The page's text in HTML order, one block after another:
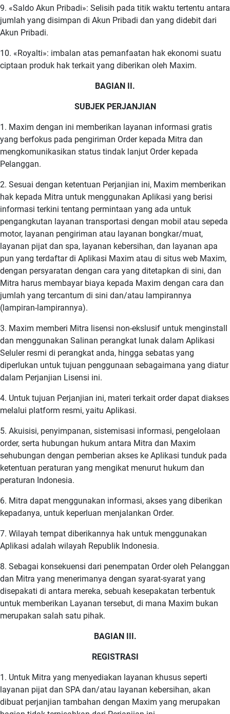
9. «Saldo Akun Pribadi»: Selisih pada titik waktu tertentu antara
jumlah yang disimpan di Akun Pribadi dan yang didebit dari
Akun Pribadi.
10. «Royalti»: imbalan atas pemanfaatan hak ekonomi suatu
ciptaan produk hak terkait yang diberikan oleh Maxim.
BAGIAN II.
SUBJEK PERJANJIAN
1. Maxim dengan ini memberikan layanan informasi gratis
yang berfokus pada pengiriman Order kepada Mitra dan
mengkomunikasikan status tindak lanjut Order kepada
Pelanggan.
2. Sesuai dengan ketentuan Perjanjian ini, Maxim memberikan
hak kepada Mitra untuk menggunakan Aplikasi yang berisi
informasi terkini tentang permintaan yang ada untuk
pengangkutan layanan transportasi dengan mobil atau sepeda
motor, layanan pengiriman atau layanan bongkar/muat,
layanan pijat dan spa, layanan kebersihan, dan layanan apa
pun yang terdaftar di Aplikasi Maxim atau di situs web Maxim,
dengan persyaratan dengan cara yang ditetapkan di sini, dan
Mitra harus membayar biaya kepada Maxim dengan cara dan
jumlah yang tercantum di sini dan/atau lampirannya
(lampiran-lampirannya).
3. Maxim memberi Mitra lisensi non-ekslusif untuk menginstall
dan menggunakan Salinan perangkat lunak dalam Aplikasi
Seluler resmi di perangkat anda, hingga sebatas yang
diperlukan untuk tujuan penggunaan sebagaimana yang diatur
dalam Perjanjian Lisensi ini.
4. Untuk tujuan Perjanjian ini, materi terkait order dapat diakses
melalui platform resmi, yaitu Aplikasi.
5. Akuisisi, penyimpanan, sistemisasi informasi, pengelolaan
order, serta hubungan hukum antara Mitra dan Maxim
sehubungan dengan pemberian akses ke Aplikasi tunduk pada
ketentuan peraturan yang mengikat menurut hukum dan
peraturan Indonesia.
6. Mitra dapat menggunakan informasi, akses yang diberikan
kepadanya, untuk keperluan menjalankan Order.
7. Wilayah tempat diberikannya hak untuk menggunakan
Aplikasi adalah wilayah Republik Indonesia.
8. Sebagai konsekuensi dari penempatan Order oleh Pelanggan
dan Mitra yang menerimanya dengan syarat-syarat yang
disepakati di antara mereka, sebuah kesepakatan terbentuk
untuk memberikan Layanan tersebut, di mana Maxim bukan
merupakan salah satu pihak.
BAGIAN III.
REGISTRASI
1. Untuk Mitra yang menyediakan layanan khusus seperti
layanan pijat dan SPA dan/atau layanan kebersihan, akan
dibuat perjanjian tambahan dengan Maxim yang merupakan